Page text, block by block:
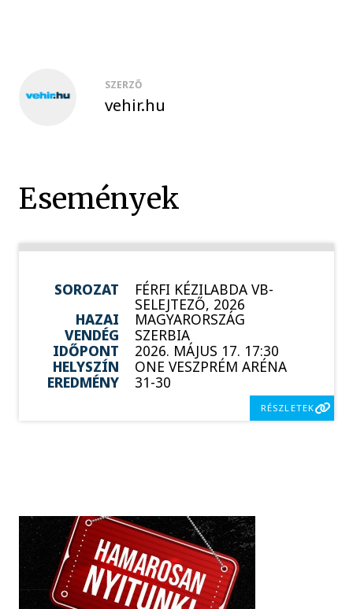
SZERZŐ
vehir.hu
Események
SOROZAT FÉRFI KÉZILABDA VB-
SELEJTEZŐ, 2026
HAZAI
MAGYARORSZÁG
VENDÉG
SZERBIA
IDŐPONT
2026. MÁJUS 17. 17:30
HELYSZÍN
ONE VESZPRÉM ARÉNA
EREDMÉNY
31-30
RÉSZLETEK